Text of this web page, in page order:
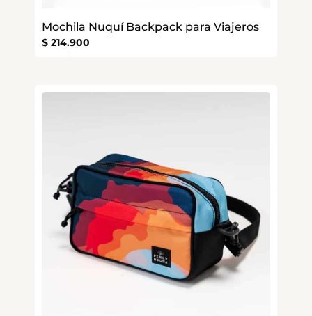
Mochila Nuquí Backpack para Viajeros
$ 214.900